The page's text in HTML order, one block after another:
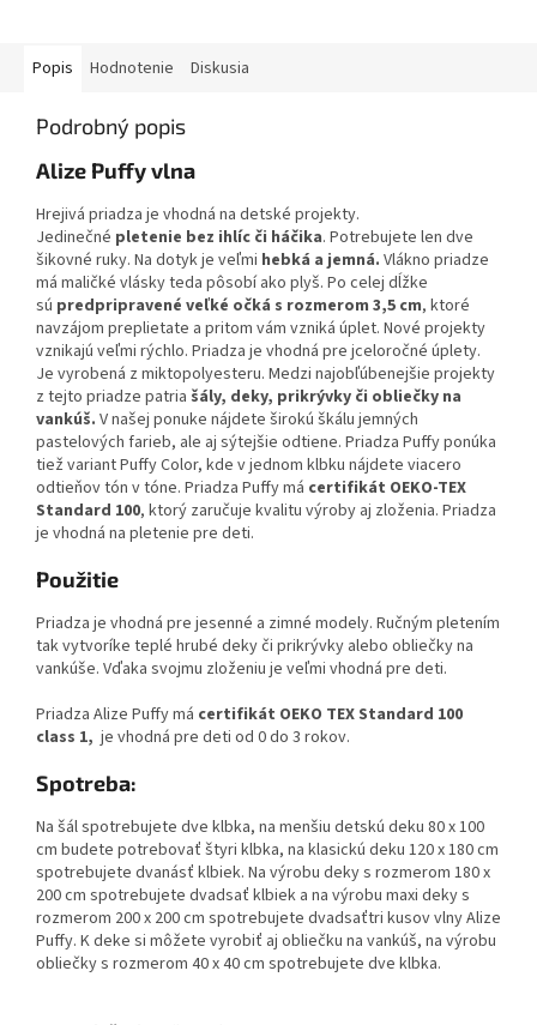
Popis Hodnotenie Diskusia
Podrobný popis
Alize Puffy vlna
Hrejivá priadza je vhodná na detské projekty.
Jedinečné pletenie bez ihlíc či háčika. Potrebujete len dve
šikovné ruky. Na dotyk je veľmi hebká a jemná. Vlákno priadze
má maličké vlásky teda pôsobí ako plyš. Po celej dĺžke
sú predpripravené veľké očká s rozmerom 3,5 cm, ktoré
navzájom preplietate a pritom vám vzniká úplet. Nové projekty
vznikajú veľmi rýchlo. Priadza je vhodná pre jceloročné úplety.
Je vyrobená z miktopolyesteru. Medzi najobľúbenejšie projekty
z tejto priadze patria šály, deky, prikrývky či obliečky na
vankúš. V našej ponuke nájdete širokú škálu jemných
pastelových farieb, ale aj sýtejšie odtiene. Priadza Puffy ponúka
tiež variant Puffy Color, kde v jednom klbku nájdete viacero
odtieňov tón v tóne. Priadza Puffy má certifikát OEKO-TEX
Standard 100, ktorý zaručuje kvalitu výroby aj zloženia. Priadza
je vhodná na pletenie pre deti.
Použitie
Priadza je vhodná pre jesenné a zimné modely. Ručným pletením
tak vytvoríke teplé hrubé deky či prikrývky alebo obliečky na
vankúše. Vďaka svojmu zloženiu je veľmi vhodná pre deti.
Priadza Alize Puffy má certifikát OEKO TEX Standard 100
class 1, je vhodná pre deti od 0 do 3 rokov.
Spotreba:
Na šál spotrebujete dve klbka, na menšiu detskú deku 80 x 100
cm budete potrebovať štyri klbka, na klasickú deku 120 x 180 cm
spotrebujete dvanásť klbiek. Na výrobu deky s rozmerom 180 x
200 cm spotrebujete dvadsať klbiek a na výrobu maxi deky s
rozmerom 200 x 200 cm spotrebujete dvadsaťtri kusov vlny Alize
Puffy. K deke si môžete vyrobiť aj obliečku na vankúš, na výrobu
obliečky s rozmerom 40 x 40 cm spotrebujete dve klbka.